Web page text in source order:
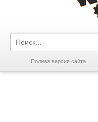
Полная версия сайта